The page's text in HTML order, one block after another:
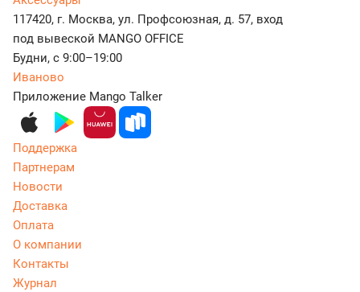
117420, г. Москва, ул. Профсоюзная, д. 57, вход
под вывеской MANGO OFFICE
Будни, с 9:00–19:00
Иваново
Приложение Mango Talker
Поддержка
Партнерам
Новости
Доставка
Оплата
О компании
Контакты
Журнал